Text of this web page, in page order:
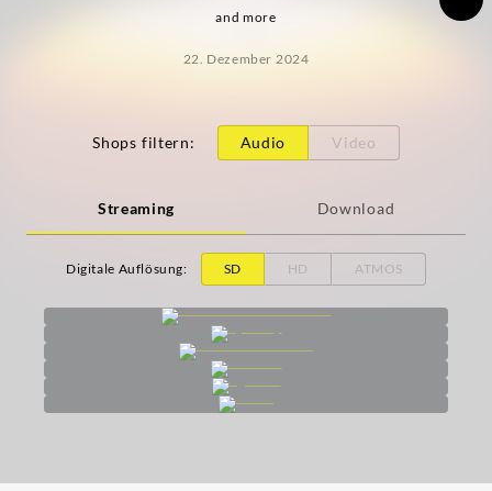
and more
22. Dezember 2024
Shops filtern: Audio Video
Streaming Download
Digitale Auflösung: SD HD ATMOS